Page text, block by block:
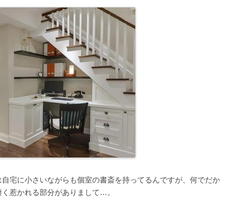
宅に小さいながらも個室の書斎を持ってるんですが、何でだか
惹かれる部分がありまして…。